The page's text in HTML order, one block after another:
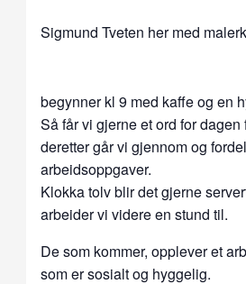
Sigmund Tveten her med
begynner kl 9 med kaffe og en
Så får vi gjerne et ord for
deretter går vi gjennom og
arbeidsoppgaver.
Klokka tolv blir det gjerne
arbeider vi videre en stund til.
De som kommer, opplever et
som er sosialt og hyggelig.